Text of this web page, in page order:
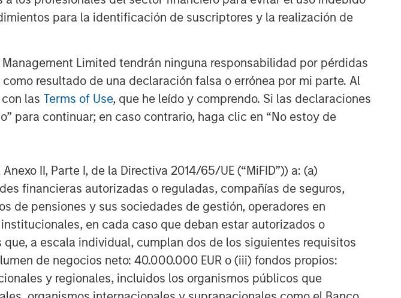
para la identificación de suscriptores y la realización de
Limited tendrán ninguna responsabilidad por pérdidas
resultado de una declaración falsa o errónea por mi parte. Al
las Terms of Use, que he leído y comprendo. Si las declaraciones
para continuar; en caso contrario, haga clic en “No estoy de
II, Parte I, de la Directiva 2014/65/UE (“MiFID”)) a: (a)
financieras autorizadas o reguladas, compañías de seguros,
de pensiones y sus sociedades de gestión, operadores en
en cada caso que deban estar autorizados o
a escala individual, cumplan dos de los siguientes requisitos
de negocios neto: 40.000.000 EUR o (iii) fondos propios:
y regionales, incluidos los organismos públicos que
and